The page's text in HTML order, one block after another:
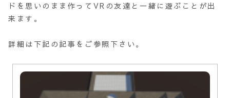
ドを思いのまま作ってVRの友達と一緒に遊ぶことが出
来ます。
詳細は下記の記事をご参照下さい。